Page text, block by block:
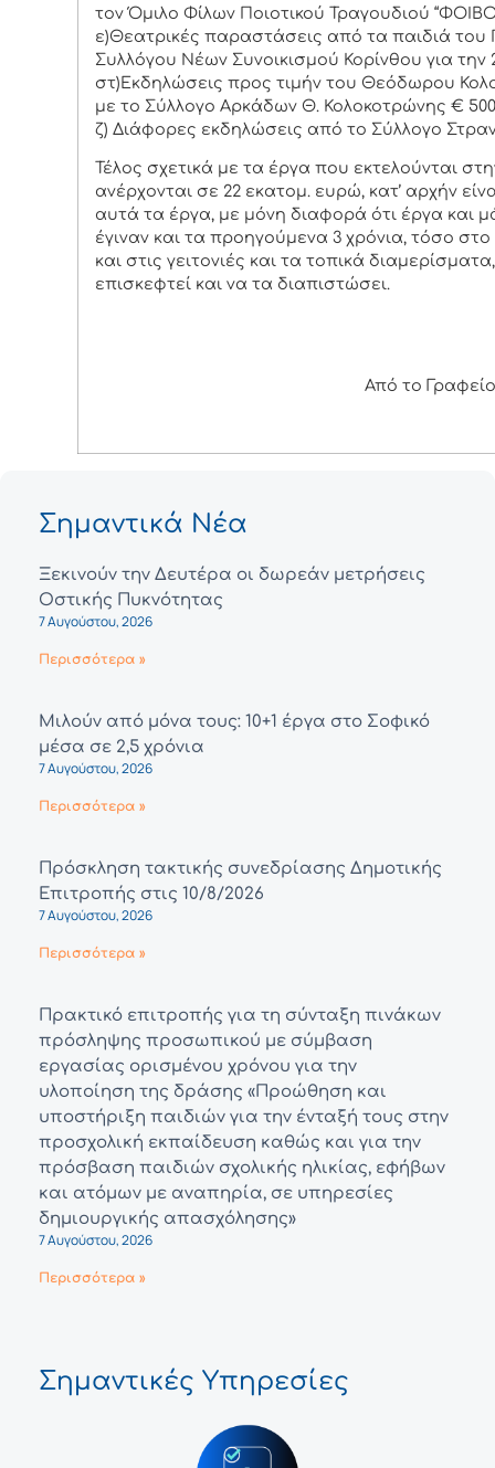
τον Όμιλο Φίλων Ποιοτικού Τραγουδιού
ε)Θεατρικές παραστάσεις από τα παιδιά του
Συλλόγου Νέων Συνοικισμού Κορίνθου για την
στ)Εκδηλώσεις προς τιμήν του Θεόδωρου
με το Σύλλογο Αρκάδων Θ. Κολοκοτρώνης €
ζ) Διάφορες εκδηλώσεις από το Σύλλογο
Τέλος σχετικά με τα έργα που εκτελούνται
ανέρχονται σε 22 εκατομ. ευρώ, κατ’ αρχήν
αυτά τα έργα, με μόνη διαφορά ότι έργα και
έγιναν και τα προηγούμενα 3 χρόνια, τόσο
και στις γειτονιές και τα τοπικά
επισκεφτεί και να τα διαπιστώσει.
Από το
Σημαντικά Νέα
Ξεκινούν την Δευτέρα οι δωρεάν μετρήσεις
Οστικής Πυκνότητας
7 Αυγούστου, 2026
Περισσότερα »
Μιλούν από μόνα τους: 10+1 έργα στο Σοφικό
μέσα σε 2,5 χρόνια
7 Αυγούστου, 2026
Περισσότερα »
Πρόσκληση τακτικής συνεδρίασης Δημοτικής
Επιτροπής στις 10/8/2026
7 Αυγούστου, 2026
Περισσότερα »
Πρακτικό επιτροπής για τη σύνταξη πινάκων
πρόσληψης προσωπικού με σύμβαση
εργασίας ορισμένου χρόνου για την
υλοποίηση της δράσης «Προώθηση και
υποστήριξη παιδιών για την ένταξή τους στην
προσχολική εκπαίδευση καθώς και για την
πρόσβαση παιδιών σχολικής ηλικίας, εφήβων
και ατόμων με αναπηρία, σε υπηρεσίες
δημιουργικής απασχόλησης»
7 Αυγούστου, 2026
Περισσότερα »
Σημαντικές Υπηρεσίες